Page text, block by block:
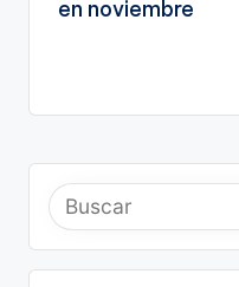
en noviembre